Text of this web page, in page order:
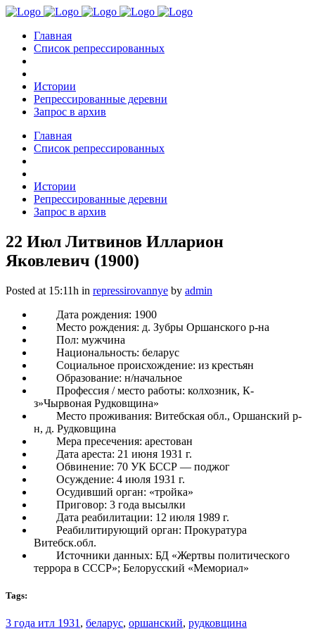
Главная
Список репрессированных
Истории
Репрессированные деревни
Запрос в архив
Главная
Список репрессированных
Истории
Репрессированные деревни
Запрос в архив
22 Июл Литвинов Илларион
Яковлевич (1900)
Posted at 15:11h in repressirovannye by admin
Дата рождения: 1900
Место рождения: д. Зубры Оршанского р-на
Пол: мужчина
Национальность: беларус
Социальное происхождение: из крестьян
Образование: н/начальное
Профессия / место работы: колхозник, К-
з»Чырвоная Рудковщина»
Место проживания: Витебская обл., Оршанский р-
н, д. Рудковщина
Мера пресечения: арестован
Дата ареста: 21 июня 1931 г.
Обвинение: 70 УК БССР — поджог
Осуждение: 4 июля 1931 г.
Осудивший орган: «тройка»
Приговор: 3 года высылки
Дата реабилитации: 12 июля 1989 г.
Реабилитирующий орган: Прокуратура
Витебск.обл.
Источники данных: БД «Жертвы политического
террора в СССР»; Белорусский «Мемориал»
Tags:
3 года итл 1931 , беларус, оршанский, рудковщина